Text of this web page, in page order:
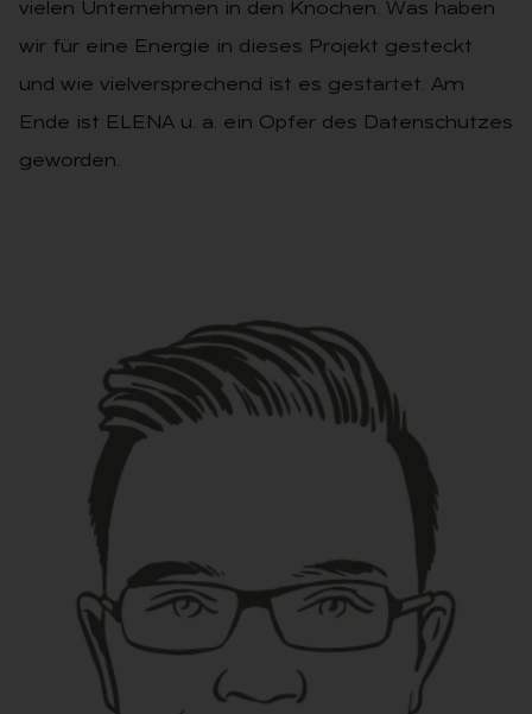
vielen Unternehmen in den Knochen. Was haben
wir für eine Energie in dieses Projekt gesteckt
und wie vielversprechend ist es gestartet. Am
Ende ist ELENA u. a. ein Opfer des Datenschutzes
geworden.